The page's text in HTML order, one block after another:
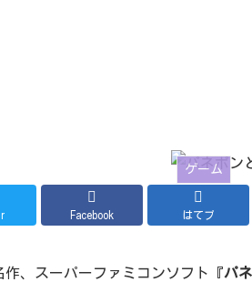
ゲーム
Facebook はてブ
作、スーパーファミコンソフト『パ